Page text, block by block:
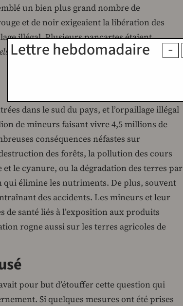
un bien plus grand nombre de
et de noir exigeaient la libération des
illégal. Plusieurs pancartes étaient
our crisis » (« Votre cupidité alimente notre
dans le sud du pays, et l’orpaillage illégal
de mineurs faisant vivre 4,5 millions de
conséquences néfastes sur
des forêts, la pollution des cours
et le cyanure, ou la dégradation des terres par
qui élimine les nutriments. De plus, souvent
des accidents. Les mineurs et leur
santé liés à l’exposition aux produits
rogne aussi sur les terres agricoles de
pour but d’étouffer cette question qui
Si quelques mesures ont été prises
−
Lettre hebdomadaire